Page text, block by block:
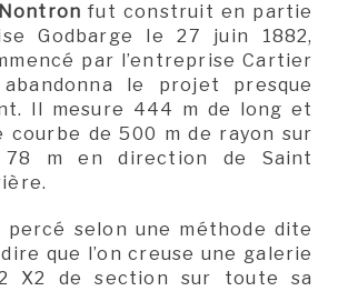
fut construit en partie
Godbarge le 27 juin 1882,
par l’entreprise Cartier
le projet presque
Il mesure 444 m de long et
courbe de 500 m de rayon sur
78 m en direction de Saint
selon une méthode dite
que l’on creuse une galerie
X2 de section sur toute sa